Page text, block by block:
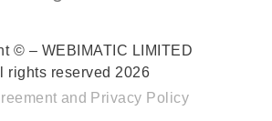
© – WEBIMATIC LIMITED
rights reserved 2026
and Privacy Policy